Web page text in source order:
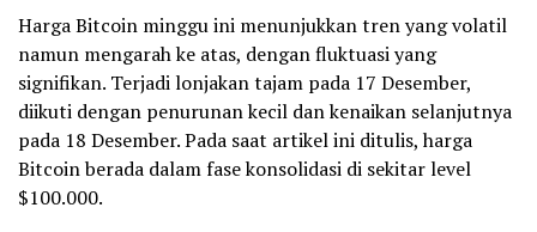
Harga Bitcoin minggu ini menunjukkan tren yang volatil
namun mengarah ke atas, dengan fluktuasi yang
signifikan. Terjadi lonjakan tajam pada 17 Desember,
diikuti dengan penurunan kecil dan kenaikan selanjutnya
pada 18 Desember. Pada saat artikel ini ditulis, harga
Bitcoin berada dalam fase konsolidasi di sekitar level
$100.000.